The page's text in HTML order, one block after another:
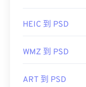
HEIC 到 PSD
WMZ 到 PSD
ART 到 PSD